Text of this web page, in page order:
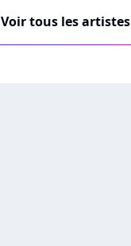
Voir tous les artistes